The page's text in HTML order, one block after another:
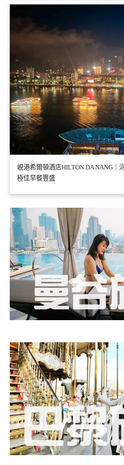
峴港希爾頓酒店HILTON DA NANG｜
極佳早餐豐盛